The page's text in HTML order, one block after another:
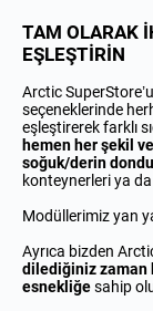
TAM OLARAK
EŞLEŞTİRİN
Arctic
seçeneklerinde
eşleştirerek farklı
hemen her şekil
soğuk/derin
konteynerleri ya da
Modüllerimiz yan
Ayrıca bizden
dilediğiniz zaman
esnekliğesahip